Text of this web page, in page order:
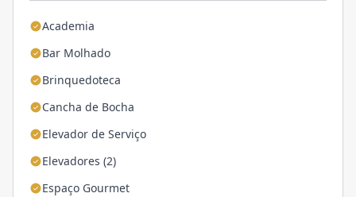
Academia
Bar Molhado
Brinquedoteca
Cancha de Bocha
Elevador de Serviço
Elevadores (2)
Espaço Gourmet